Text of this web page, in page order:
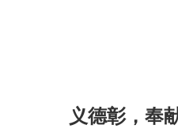
义德彰，奉